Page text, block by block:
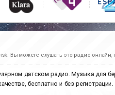
Вы можете слушать это радио онлайн,
датском радио. Музыка для
бесплатно и без регистрации.